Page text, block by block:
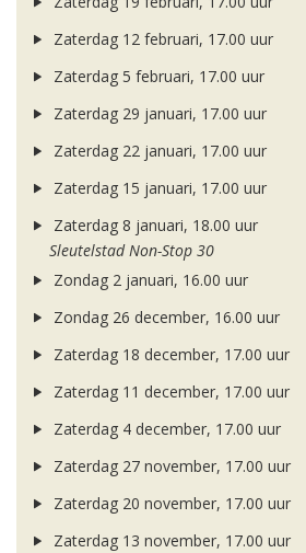
Zaterdag 12 februari, 17.00 uur
Zaterdag 5 februari, 17.00 uur
Zaterdag 29 januari, 17.00 uur
Zaterdag 22 januari, 17.00 uur
Zaterdag 15 januari, 17.00 uur
Zaterdag 8 januari, 18.00 uur
Sleutelstad Non-Stop 30
Zondag 2 januari, 16.00 uur
Zondag 26 december, 16.00 uur
Zaterdag 18 december, 17.00 uur
Zaterdag 11 december, 17.00 uur
Zaterdag 4 december, 17.00 uur
Zaterdag 27 november, 17.00 uur
Zaterdag 20 november, 17.00 uur
Zaterdag 13 november, 17.00 uur